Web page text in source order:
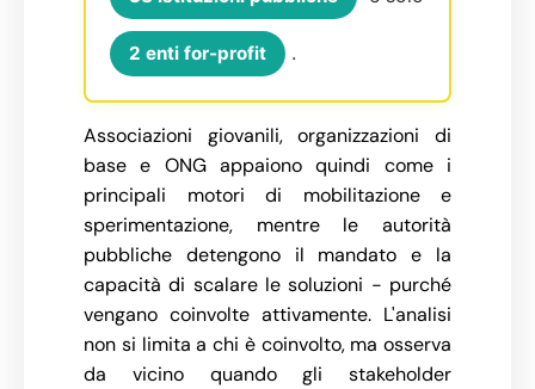
2 enti for-profit .
Associazioni giovanili, organizzazioni di
base e ONG appaiono quindi come i
principali motori di mobilitazione e
sperimentazione, mentre le autorità
pubbliche detengono il mandato e la
capacità di scalare le soluzioni - purché
vengano coinvolte attivamente. L'analisi
non si limita a chi è coinvolto, ma osserva
da vicino quando gli stakeholder